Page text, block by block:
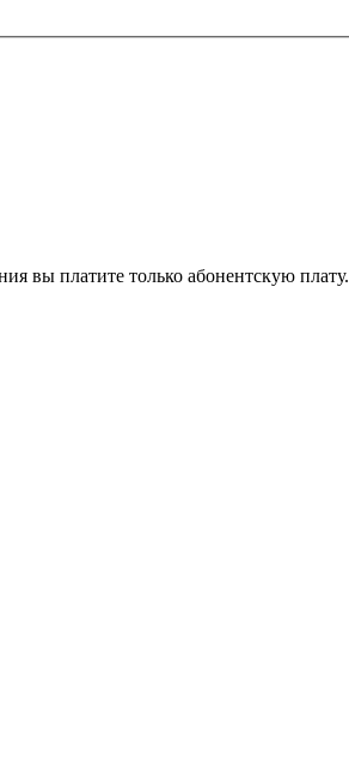
вы платите только абонентскую плату.